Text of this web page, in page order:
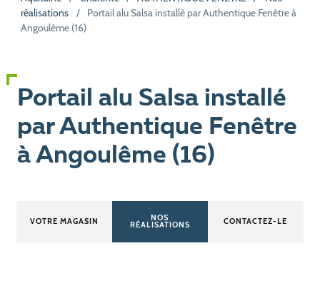
réalisations
/
Portail alu Salsa installé par Authentique Fenêtre à
Angoulême (16)
Portail alu Salsa installé
par Authentique Fenêtre
à Angoulême (16)
VOTRE MAGASIN NOS
RÉALISATIONS CONTACTEZ-LE